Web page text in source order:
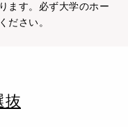
ます。必ず大学のホー
ださい。
抜